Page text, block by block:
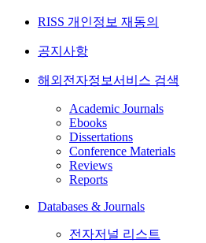
RISS 개인정보 재동의
공지사항
해외전자정보서비스 검색
Academic Journals
Ebooks
Dissertations
Conference Materials
Reviews
Reports
Databases & Journals
전자저널 리스트